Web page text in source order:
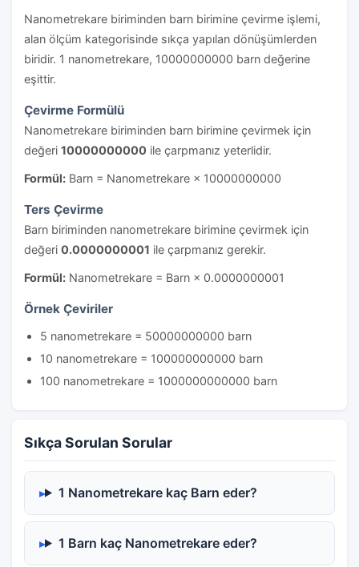
Nanometrekare biriminden barn birimine çevirme işlemi,
alan ölçüm kategorisinde sıkça yapılan dönüşümlerden
biridir. 1 nanometrekare, 10000000000 barn değerine
eşittir.
Çevirme Formülü
Nanometrekare biriminden barn birimine çevirmek için
değeri 10000000000 ile çarpmanız yeterlidir.
Formül: Barn = Nanometrekare × 10000000000
Ters Çevirme
Barn biriminden nanometrekare birimine çevirmek için
değeri 0.0000000001 ile çarpmanız gerekir.
Formül: Nanometrekare = Barn × 0.0000000001
Örnek Çeviriler
5 nanometrekare = 50000000000 barn
10 nanometrekare = 100000000000 barn
100 nanometrekare = 1000000000000 barn
Sıkça Sorulan Sorular
1 Nanometrekare kaç Barn eder?
1 Barn kaç Nanometrekare eder?